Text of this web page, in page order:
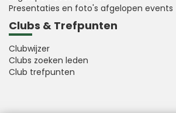
Presentaties en foto's afgelopen events
Clubs & Trefpunten
Clubwijzer
Clubs zoeken leden
Club trefpunten